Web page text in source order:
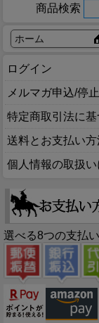
商品検索
ホーム
ログイン
メルマガ申込/停止
特定商取引法に
送料とお支払い
個人情報の取扱い
選べる8つの支払